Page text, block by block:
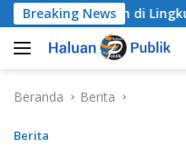
Langsung
ke
konten
Breaking Newsdi Lingkungan
Beranda Berita
Berita